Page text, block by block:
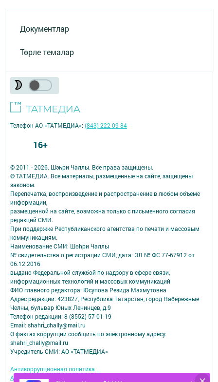
Документлар
Төрле темалар
© 2011 - 2026. Шәһри Чаллы. Все права защищены.
© ТАТМЕДИА. Все материалы, размещенные на сайте, защищены
законом.
Перепечатка, воспроизведение и распространение в любом объеме
информации,
размещенной на сайте, возможна только с письменного согласия
редакций СМИ.
При поддержке Республиканского агентства по печати и массовым
коммуникациям.
Наименование СМИ: Шəhри Чаллы
№ свидетельства о регистрации СМИ, дата: ЭЛ № ФС 77-67912 от
06.12.2016
выдано Федеральной службой по надзору в сфере связи,
информационных технологий и массовых коммуникаций
ФИО главного редактора: Юсупова Резида Махмутовна
Адрес редакции: 423827, Республика Татарстан, город Набережные
Челны, бульвар Юных Ленинцев, д.9
Телефон редакции: 8 (8552) 57-01-19
Email: shahri_chally@mail.ru
О фактах коррупции сообщить по электронному адресу:
shahri_chally@mail.ru
Учредитель СМИ: АО «ТАТМЕДИА»
Антикоррупционная политика
АО «ТАТМЕДИА» использует «cookie»
для персонализации сервисов и
Телефон АО «ТАТМЕДИА»:(843) 222 09 84
16+